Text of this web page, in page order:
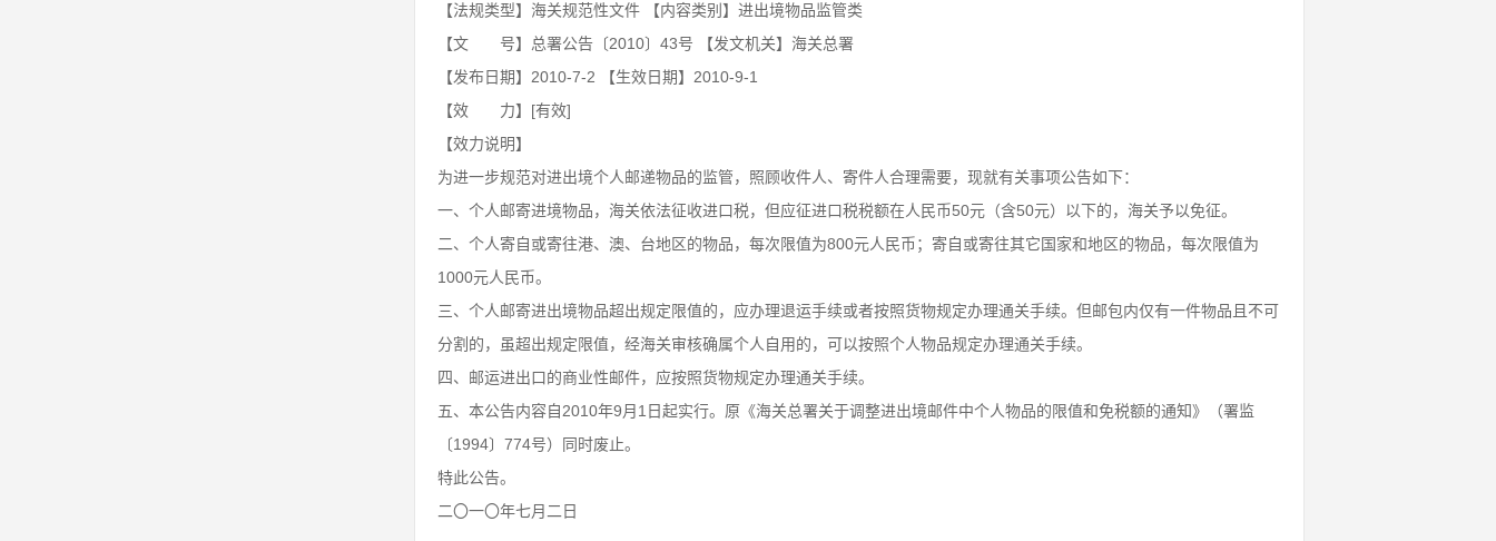
【法规类型】海关规范性文件 【内容类别】进出境物品监管类
【文 号】总署公告〔2010〕43号 【发文机关】海关总署
【发布日期】2010-7-2 【生效日期】2010-9-1
【效 力】[有效]
【效力说明】
为进一步规范对进出境个人邮递物品的监管，照顾收件人、寄件人合理需要，现就有关事项公告如下：
一、个人邮寄进境物品，海关依法征收进口税，但应征进口税税额在人民币50元（含50元）以下的，海关予以免征。
二、个人寄自或寄往港、澳、台地区的物品，每次限值为800元人民币；寄自或寄往其它国家和地区的物品，每次限值为
1000元人民币。
三、个人邮寄进出境物品超出规定限值的，应办理退运手续或者按照货物规定办理通关手续。但邮包内仅有一件物品且不可
分割的，虽超出规定限值，经海关审核确属个人自用的，可以按照个人物品规定办理通关手续。
四、邮运进出口的商业性邮件，应按照货物规定办理通关手续。
五、本公告内容自2010年9月1日起实行。原《海关总署关于调整进出境邮件中个人物品的限值和免税额的通知》（署监
〔1994〕774号）同时废止。
特此公告。
二〇一〇年七月二日